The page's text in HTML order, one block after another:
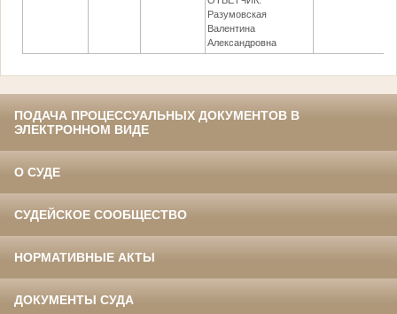
Разумовская
Валентина
Александровна
ПОДАЧА ПРОЦЕССУАЛЬНЫХ ДОКУМЕНТОВ В
ЭЛЕКТРОННОМ ВИДЕ
О СУДЕ
СУДЕЙСКОЕ СООБЩЕСТВО
НОРМАТИВНЫЕ АКТЫ
ДОКУМЕНТЫ СУДА